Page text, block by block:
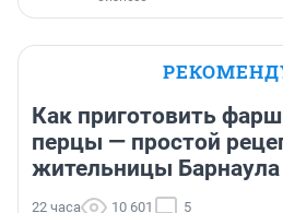
Как приготовить
перцы — простой
жительницы Барнаула
22 часа 10 601 5